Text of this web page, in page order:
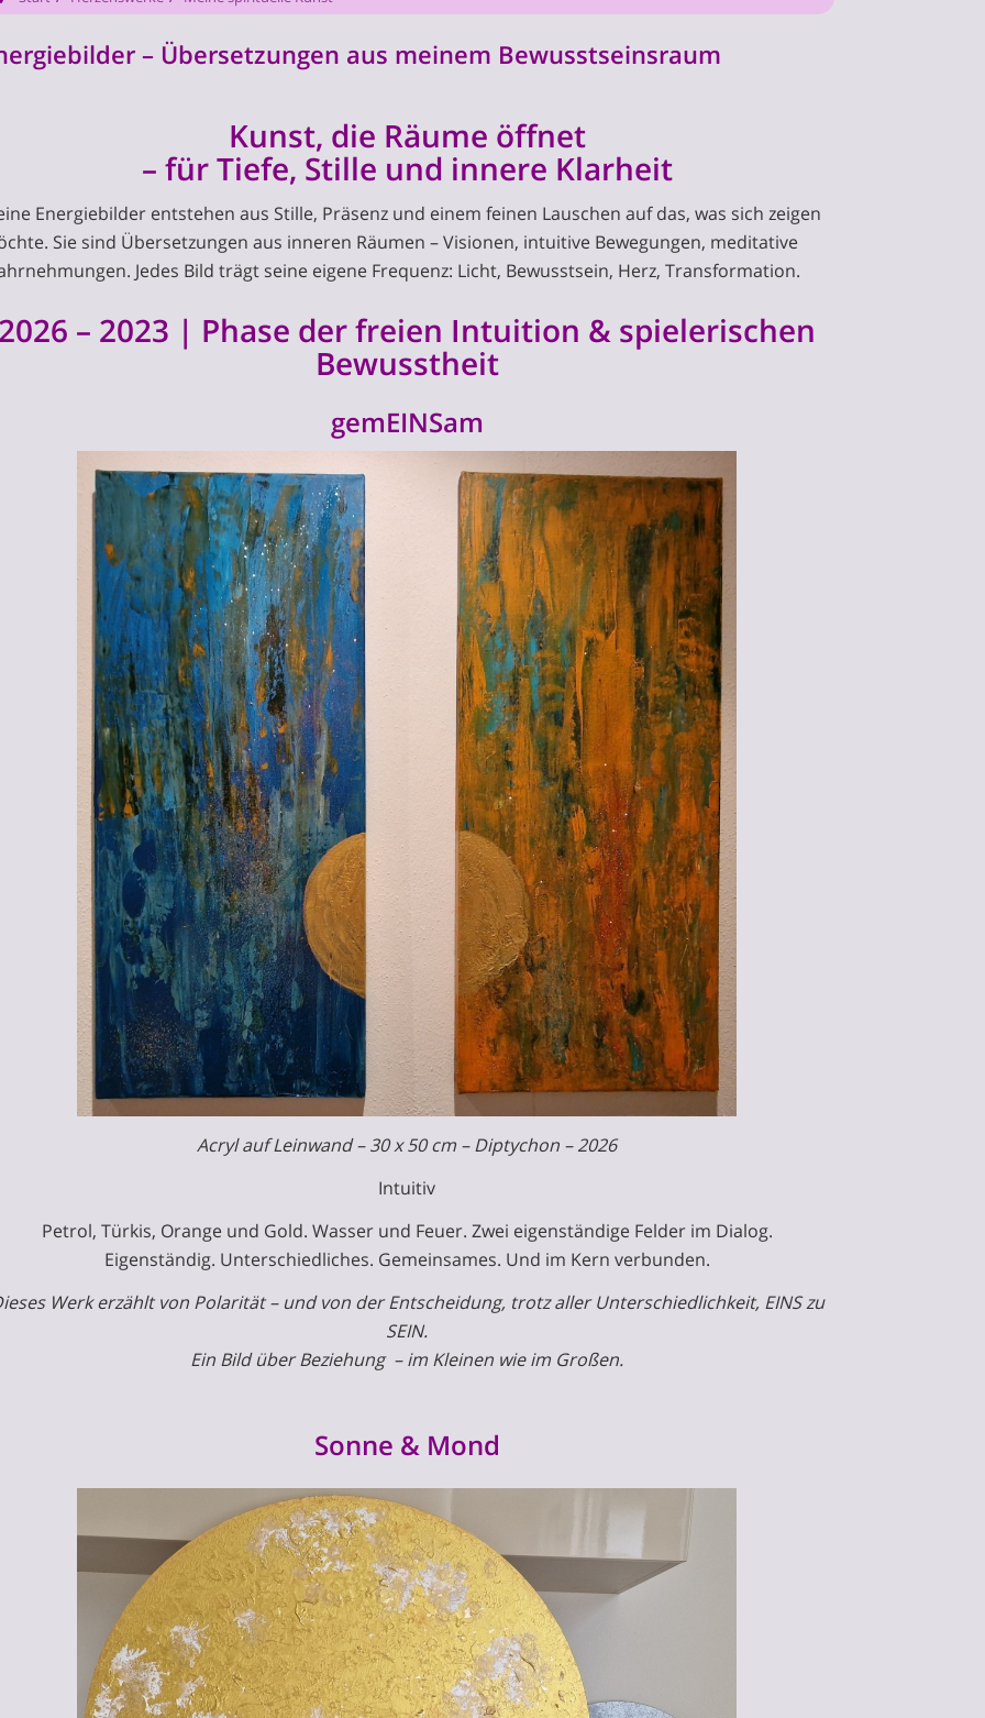
– Übersetzungen aus meinem Bewusstseinsraum
Kunst, die Räume öffnet
– für Tiefe, Stille und innere Klarheit
Energiebilder entstehen aus Stille, Präsenz und einem feinen Lauschen auf das, was sich zeigen
Sie sind Übersetzungen aus inneren Räumen – Visionen, intuitive Bewegungen, meditative
Jedes Bild trägt seine eigene Frequenz: Licht, Bewusstsein, Herz, Transformation.
– 2023 | Phase der freien Intuition & spielerischen
Bewusstheit
gemEINSam
Acryl auf Leinwand –30 x 50 cm –Diptychon – 2026
Intuitiv
Petrol, Türkis, Orange und Gold. Wasser und Feuer. Zwei eigenständige Felder im Dialog.
Eigenständig. Unterschiedliches. Gemeinsames. Und im Kern verbunden.
Werk erzählt von Polarität–und von der Entscheidung, trotz aller Unterschiedlichkeit, EINS zu
SEIN.
Ein Bild über Beziehung –im Kleinen wie im Großen.
Sonne & Mond